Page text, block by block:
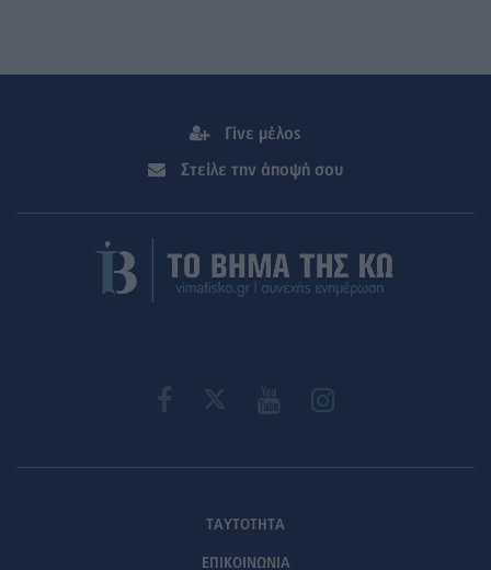
Γίνε μέλος
Στείλε την άποψή σου
ΤΑΥΤΟΤΗΤΑ
ΕΠΙΚΟΙΝΩΝΙΑ